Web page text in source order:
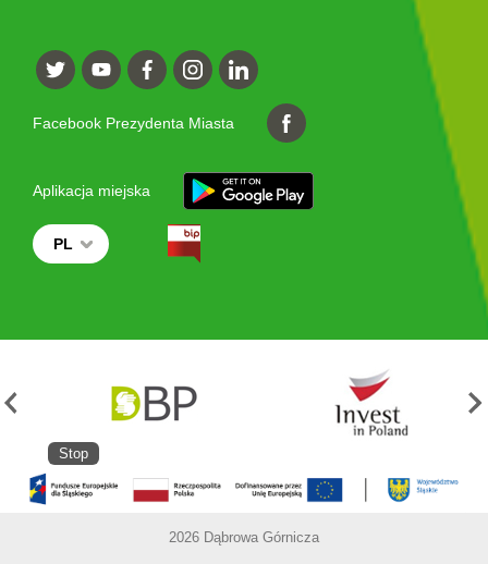
Facebook Prezydenta Miasta
Aplikacja miejska
PL
Stop
2026 Dąbrowa Górnicza